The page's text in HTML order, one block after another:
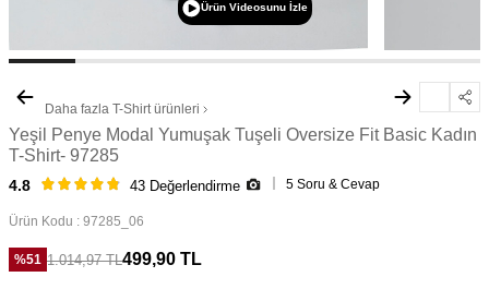
Ürün Videosunu İzle
Daha fazla T-Shirtürünleri
Yeşil Penye Modal Yumuşak Tuşeli Oversize Fit Basic Kadın
T-Shirt- 97285
4.8 43 Değerlendirme 5 Soru & Cevap
Ürün Kodu : 97285_06
%51 1.014,97TL499,90 TL